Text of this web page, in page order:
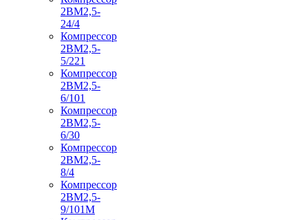
2ВМ2,5-
24/4
Компрессор
2ВМ2,5-
5/221
Компрессор
2ВМ2,5-
6/101
Компрессор
2ВМ2,5-
6/30
Компрессор
2ВМ2,5-
8/4
Компрессор
2ВМ2,5-
9/101М